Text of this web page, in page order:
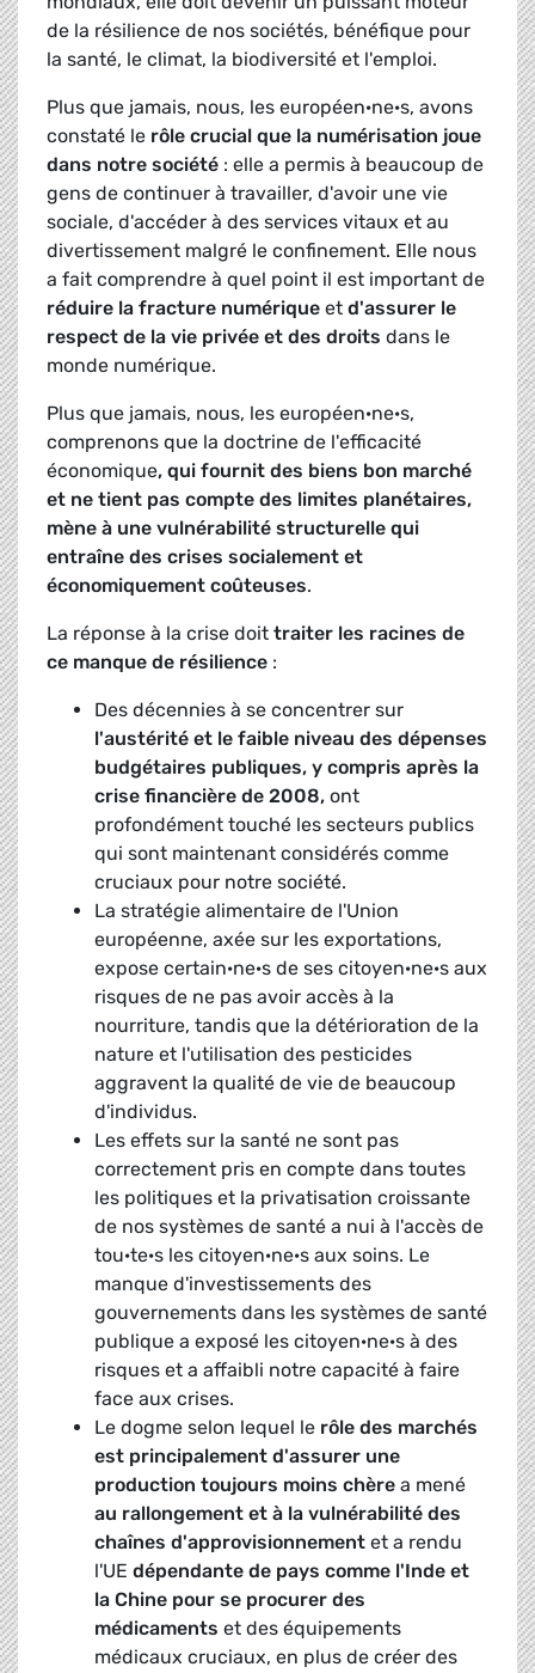
de la résilience de nos sociétés, bénéfique pour
la santé, le climat, la biodiversité et l'emploi.
Plus que jamais, nous, les européen·ne·s, avons
constaté le rôle crucial que la numérisation joue
dans notre société : elle a permis à beaucoup de
gens de continuer à travailler, d'avoir une vie
sociale, d'accéder à des services vitaux et au
divertissement malgré le confinement. Elle nous
a fait comprendre à quel point il est important de
réduire la fracture numérique et d'assurer le
respect de la vie privée et des droits dans le
monde numérique.
Plus que jamais, nous, les européen·ne·s,
comprenons que la doctrine de l'efficacité
économique, qui fournit des biens bon marché
et ne tient pas compte des limites planétaires,
mène à une vulnérabilité structurelle qui
entraîne des crises socialement et
économiquement coûteuses.
La réponse à la crise doit traiter les racines de
ce manque de résilience :
Des décennies à se concentrer sur
l'austérité et le faible niveau des dépenses
budgétaires publiques, y compris après la
crise financière de 2008, ont
profondément touché les secteurs publics
qui sont maintenant considérés comme
cruciaux pour notre société.
La stratégie alimentaire de l'Union
européenne, axée sur les exportations,
expose certain·ne·s de ses citoyen·ne·s aux
risques de ne pas avoir accès à la
nourriture, tandis que la détérioration de la
nature et l'utilisation des pesticides
aggravent la qualité de vie de beaucoup
d'individus.
Les effets sur la santé ne sont pas
correctement pris en compte dans toutes
les politiques et la privatisation croissante
de nos systèmes de santé a nui à l'accès de
tou·te·s les citoyen·ne·s aux soins. Le
manque d'investissements des
gouvernements dans les systèmes de santé
publique a exposé les citoyen·ne·s à des
risques et a affaibli notre capacité à faire
face aux crises.
Le dogme selon lequel le rôle des marchés
est principalement d'assurer une
production toujours moins chère a mené
au rallongement et à la vulnérabilité des
chaînes d'approvisionnement et a rendu
l'UE dépendante de pays comme l'Inde et
la Chine pour se procurer des
médicaments et des équipements
médicaux cruciaux, en plus de créer des